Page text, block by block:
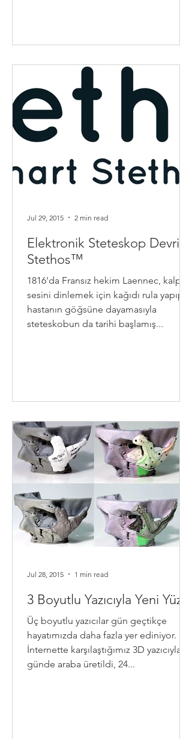
Elektronik Steteskop Devri:
Stethos™
1816'da Fransız hekim Laennec, kalp
sesini dinlemek için kağıdı rula yapıp
hastanın göğsüne dayamasıyla
steteskobun da tarihi başlamış...
Jul 29, 2015 2 min read
3 Boyutlu Yazıcıyla Yeni Yüz
Üç boyutlu yazıcılar gün geçtikçe
hayatımızda daha fazla yer ediniyor.
İnternette karşılaştığımız 3D yazıcıyla 2
günde araba üretildi, 24...
Jul 28, 2015 1 min read